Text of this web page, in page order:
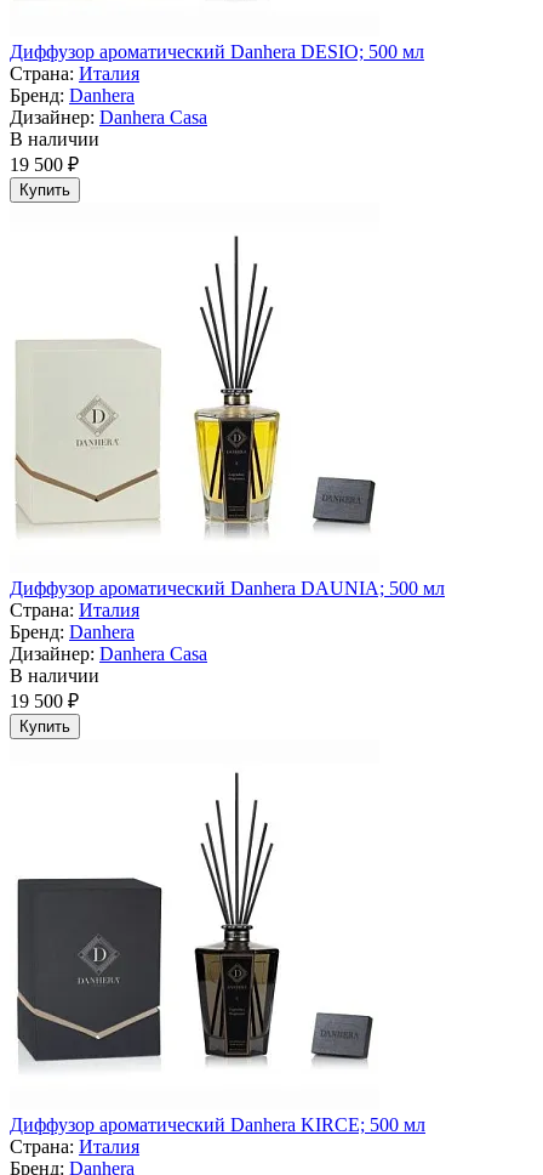
Диффузор ароматический Danhera DESIO; 500 мл
Страна: Италия
Бренд: Danhera
Дизайнер: Danhera Casa
В наличии
19 500 ₽
Купить
Диффузор ароматический Danhera DAUNIA; 500 мл
Страна: Италия
Бренд: Danhera
Дизайнер: Danhera Casa
В наличии
19 500 ₽
Купить
Диффузор ароматический Danhera KIRCE; 500 мл
Страна: Италия
Бренд: Danhera